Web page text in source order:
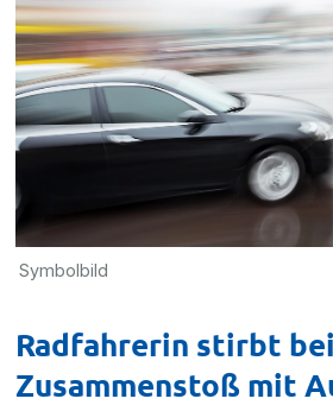
Symbolbild
Radfahrerin stirbt bei
Zusammenstoß mit